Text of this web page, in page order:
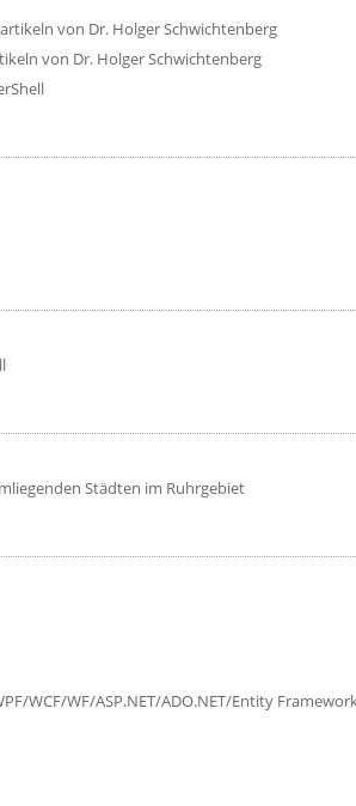
von Dr. Holger Schwichtenberg
von Dr. Holger Schwichtenberg
Städten im Ruhrgebiet
WCF/WF/ASP.NET/ADO.NET/Entity